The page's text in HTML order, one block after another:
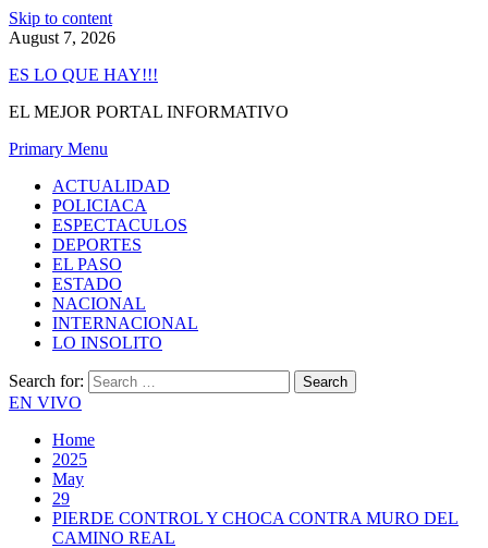
Skip to content
August 7, 2026
ES LO QUE HAY!!!
EL MEJOR PORTAL INFORMATIVO
Primary Menu
ACTUALIDAD
POLICIACA
ESPECTACULOS
DEPORTES
EL PASO
ESTADO
NACIONAL
INTERNACIONAL
LO INSOLITO
Search for:
EN VIVO
Home
2025
May
29
PIERDE CONTROL Y CHOCA CONTRA MURO DEL
CAMINO REAL